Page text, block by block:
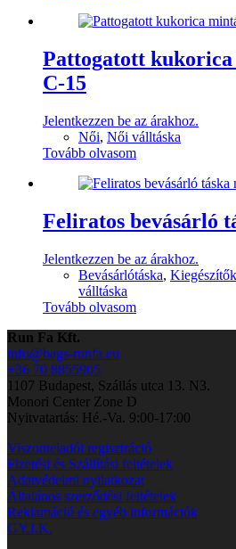
Pattogatott kukorica
C-15
Jelentkezzen be az árakhoz.
Női, Női válltáska
Tovább olvasom
Feliratos bevásárló
Jelentkezzen be az árakhoz.
Bevásárlótáska, Kiegészítők
válltáska
Tovább olvasom
Run Fa Kft.
info@bags-runfa.eu
+36 70 8855905
1107 Budapest, Szállás utca 13. N3.
Monori Center Zone D
Nyitvatartás: Hé.-Va. 9:00-17:00
Viszonteladói regisztráció
Fizetési és Szállítási feltételek
Adatvédelmi nyilatkozat
Általános szerződési feltételek
Reklamáció és egyéb információk
GY.I.K.